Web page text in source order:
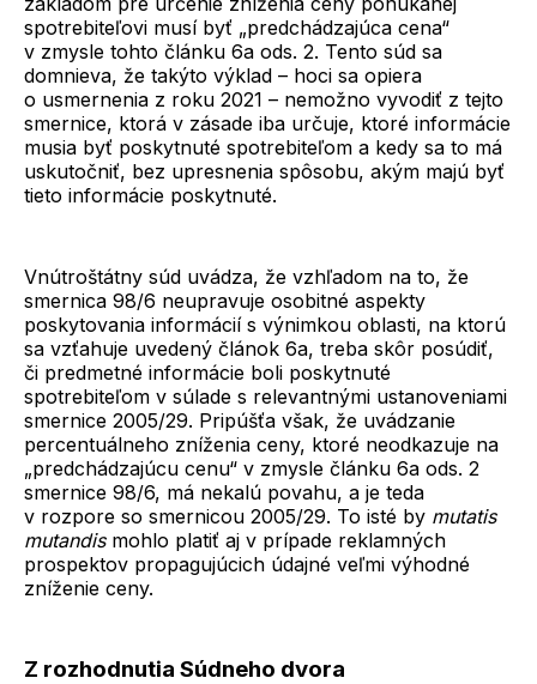
spotrebiteľovi musí byť „predchádzajúca cena“
v zmysle tohto článku 6a ods. 2. Tento súd sa
domnieva, že takýto výklad – hoci sa opiera
o usmernenia z roku 2021 – nemožno vyvodiť z tejto
smernice, ktorá v zásade iba určuje, ktoré informácie
musia byť poskytnuté spotrebiteľom a kedy sa to má
uskutočniť, bez upresnenia spôsobu, akým majú byť
tieto informácie poskytnuté.
Vnútroštátny súd uvádza, že vzhľadom na to, že
smernica 98/6 neupravuje osobitné aspekty
poskytovania informácií s výnimkou oblasti, na ktorú
sa vzťahuje uvedený článok 6a, treba skôr posúdiť,
či predmetné informácie boli poskytnuté
spotrebiteľom v súlade s relevantnými ustanoveniami
smernice 2005/29. Pripúšťa však, že uvádzanie
percentuálneho zníženia ceny, ktoré neodkazuje na
„predchádzajúcu cenu“ v zmysle článku 6a ods. 2
smernice 98/6, má nekalú povahu, a je teda
v rozpore so smernicou 2005/29. To isté by mutatis
mutandis mohlo platiť aj v prípade reklamných
prospektov propagujúcich údajné veľmi výhodné
zníženie ceny.
Z rozhodnutia Súdneho dvora